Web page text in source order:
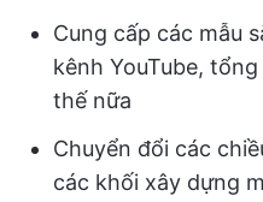
Cung cấp các mẫu
kênh YouTube,
thế nữa
Chuyển đổi các
các khối xây dựng